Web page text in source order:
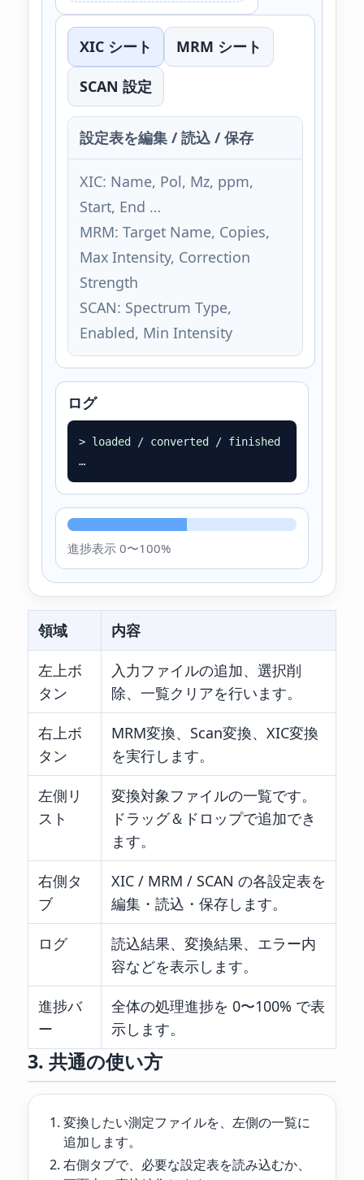
XIC シート MRM シート
SCAN 設定
設定表を編集 / 読込 / 保存
XIC: Name, Pol, Mz, ppm,
Start, End …
MRM: Target Name, Copies,
Max Intensity, Correction
Strength
SCAN: Spectrum Type,
Enabled, Min Intensity
ログ
> loaded / converted / finished
…
進捗表示 0〜100%
領域 内容
左上ボ
タン
入力ファイルの追加、選択削
除、一覧クリアを行います。
右上ボ
タン
MRM変換、Scan変換、XIC変換
を実行します。
左側リ
スト
変換対象ファイルの一覧です。
ドラッグ＆ドロップで追加でき
ます。
右側タ
ブ
XIC / MRM / SCAN の各設定表を
編集・読込・保存します。
ログ
読込結果、変換結果、エラー内
容などを表示します。
進捗バ
ー
全体の処理進捗を 0〜100% で表
示します。
3. 共通の使い方
変換したい測定ファイルを、左側の一覧に
追加します。
右側タブで、必要な設定表を読み込むか、